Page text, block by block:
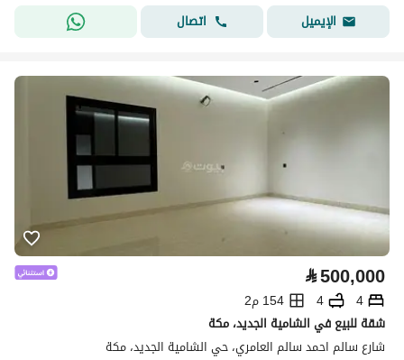
الإيميل
اتصال
⃁500,000
4
4
154 م2
شقة للبيع في الشامية الجديد، مكة
شارع سالم احمد سالم العامري، حي الشامية الجديد، مكة